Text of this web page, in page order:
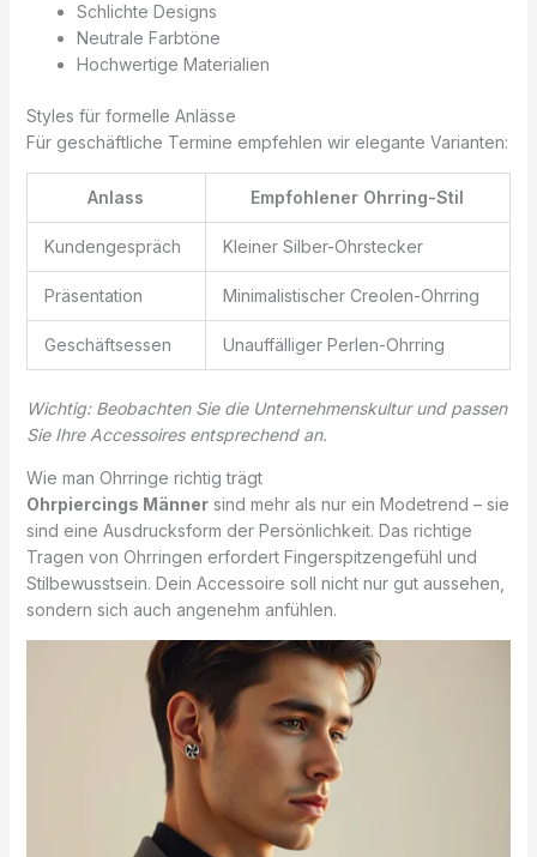
Schlichte Designs
Neutrale Farbtöne
Hochwertige Materialien
Styles für formelle Anlässe
Für geschäftliche Termine empfehlen wir elegante Varianten:
Anlass Empfohlener Ohrring-Stil
Kundengespräch Kleiner Silber-Ohrstecker
Präsentation Minimalistischer Creolen-Ohrring
Geschäftsessen Unauffälliger Perlen-Ohrring
Wichtig: Beobachten Sie die Unternehmenskultur und passen
Sie Ihre Accessoires entsprechend an.
Wie man Ohrringe richtig trägt
Ohrpiercings Männersind mehr als nur ein Modetrend – sie
sind eine Ausdrucksform der Persönlichkeit. Das richtige
Tragen von Ohrringen erfordert Fingerspitzengefühl und
Stilbewusstsein. Dein Accessoire soll nicht nur gut aussehen,
sondern sich auch angenehm anfühlen.